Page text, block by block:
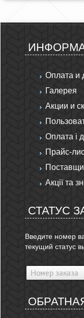
Оплата и
Галерея
Акции и
Оплата і
Прайс-
Акції та
СТАТУС
Введите номер
текущий статус